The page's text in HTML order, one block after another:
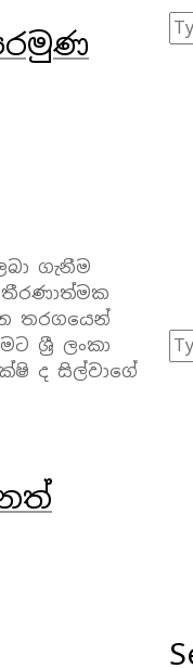
ගැනීම
තීරණාත්මක
තරගයෙන්
ශ්‍රී ලංකා
ද සිල්වාගේ